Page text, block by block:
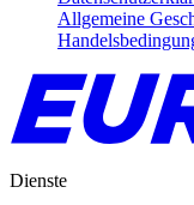
Allgemeine
Dienste